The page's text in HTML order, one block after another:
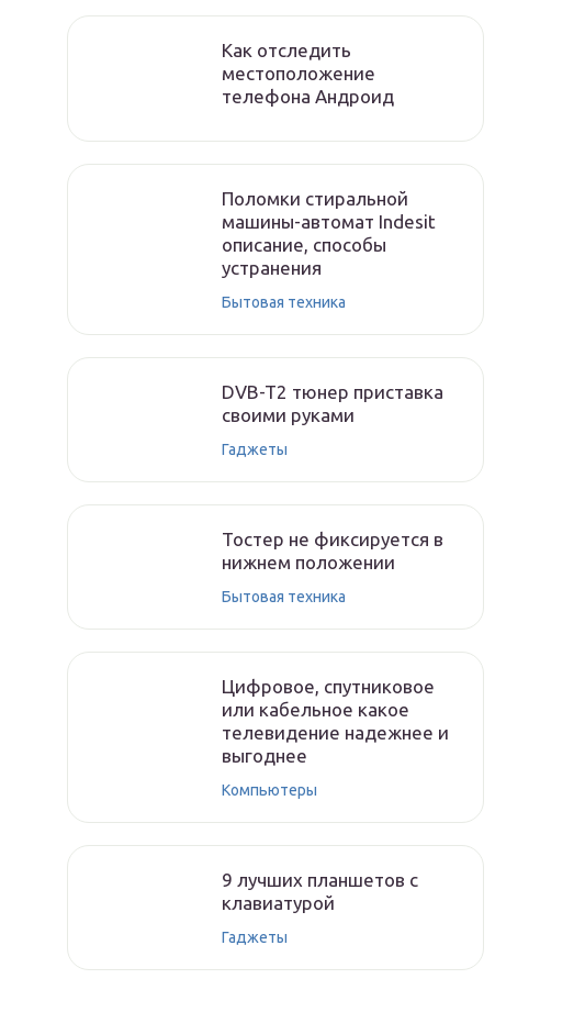
Как отследить
местоположение
телефона Андроид
Поломки стиральной
машины-автомат Indesit
описание, способы
устранения
Бытовая техника
DVB-T2 тюнер приставка
своими руками
Гаджеты
Тостер не фиксируется в
нижнем положении
Бытовая техника
Цифровое, спутниковое
или кабельное какое
телевидение надежнее и
выгоднее
Компьютеры
9 лучших планшетов с
клавиатурой
Гаджеты